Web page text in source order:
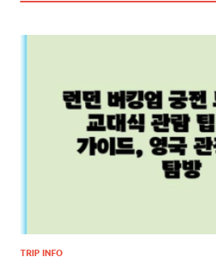
TRIP INFO